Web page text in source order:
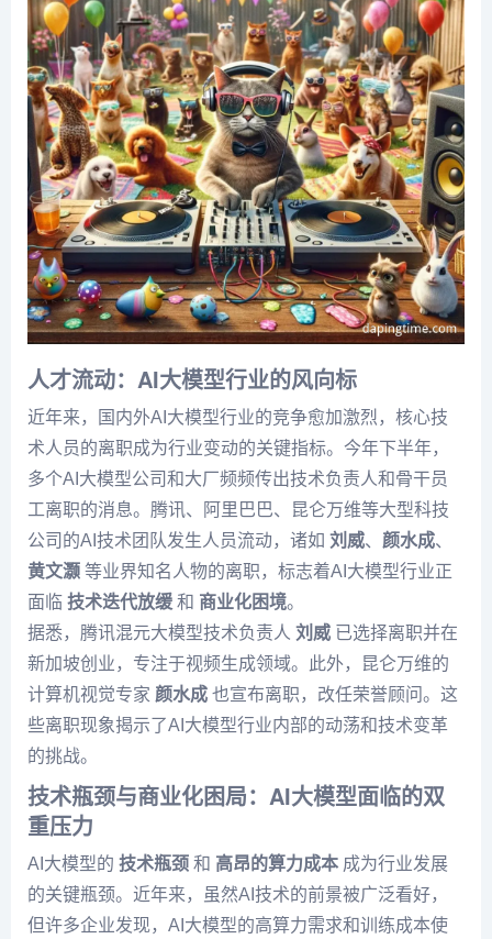
人才流动：AI大模型行业的风向标
近年来，国内外AI大模型行业的竞争愈加激烈，核心技
术人员的离职成为行业变动的关键指标。今年下半年，
多个AI大模型公司和大厂频频传出技术负责人和骨干员
工离职的消息。腾讯、阿里巴巴、昆仑万维等大型科技
公司的AI技术团队发生人员流动，诸如 刘威、 颜水成、
黄文灏 等业界知名人物的离职，标志着AI大模型行业正
面临 技术迭代放缓 和 商业化困境。
据悉，腾讯混元大模型技术负责人 刘威 已选择离职并在
新加坡创业，专注于视频生成领域。此外，昆仑万维的
计算机视觉专家 颜水成 也宣布离职，改任荣誉顾问。这
些离职现象揭示了AI大模型行业内部的动荡和技术变革
的挑战。
技术瓶颈与商业化困局：AI大模型面临的双
重压力
AI大模型的 技术瓶颈 和 高昂的算力成本 成为行业发展
的关键瓶颈。近年来，虽然AI技术的前景被广泛看好，
但许多企业发现，AI大模型的高算力需求和训练成本使